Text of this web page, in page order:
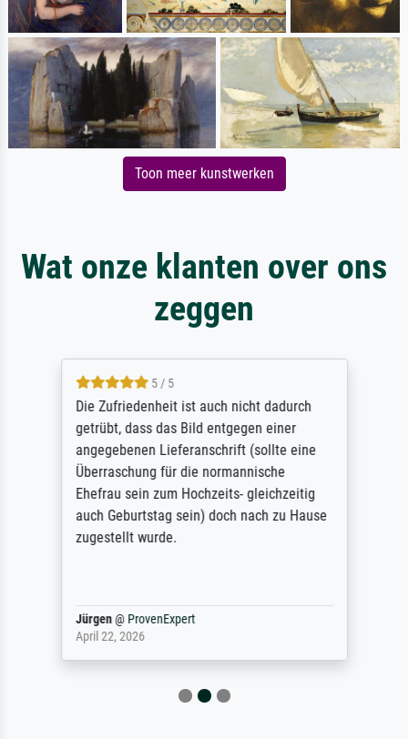
Toon meer kunstwerken
Wat onze klanten over ons
zeggen
5 / 5
Die Zufriedenheit ist auch nicht dadurch
getrübt, dass das Bild entgegen einer
angegebenen Lieferanschrift (sollte eine
Überraschung für die normannische
Ehefrau sein zum Hochzeits- gleichzeitig
auch Geburtstag sein) doch nach zu Hause
zugestellt wurde.
Jürgen@ ProvenExpert
April 22, 2026